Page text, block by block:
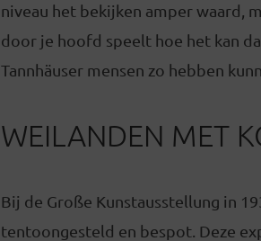
niveau het bekijken amper waard,
door je hoofd speelt hoe het kan
Tannhäuser mensen zo hebben
WEILANDEN MET
Bij de Große Kunstausstellung in
tentoongesteld en bespot. Deze